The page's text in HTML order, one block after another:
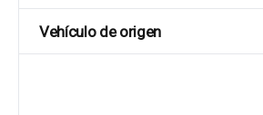
Vehículo de origen